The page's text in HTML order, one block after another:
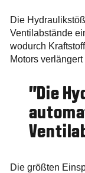
Die
Ventilabstände
wodurch
Motors verlängert
"Die
Die größten